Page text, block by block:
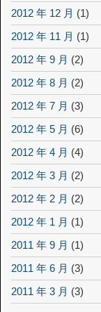
2012 年 12 月 (1)
2012 年 11 月 (1)
2012 年 9 月 (2)
2012 年 8 月 (2)
2012 年 7 月 (3)
2012 年 5 月 (6)
2012 年 4 月 (4)
2012 年 3 月 (2)
2012 年 2 月 (2)
2012 年 1 月 (1)
2011 年 9 月 (1)
2011 年 6 月 (3)
2011 年 3 月 (3)